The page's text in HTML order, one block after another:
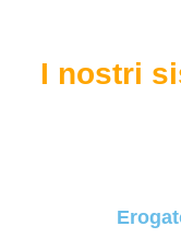
I nostri